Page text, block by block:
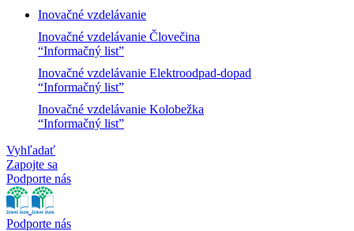
Inovačné vzdelávanie
Inovačné vzdelávanie Človečina
“Informačný list”
Inovačné vzdelávanie Elektroodpad-dopad
“Informačný list”
Inovačné vzdelávanie Kolobežka
“Informačný list”
Vyhľadať
Zapojte sa
Podporte nás
Podporte nás